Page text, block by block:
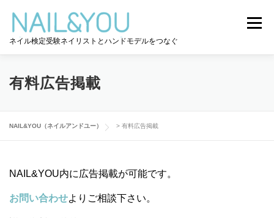
ツ
ネイル検定受験ネイリストとハンドモデルをつなぐ
メニュー
ログイン ユーザー登録
ハンドモデルを探す ネイル検定道コラム
お問い合わせ
有料広告掲載
NAIL&YOU（ネイルアンドユー） > 有料広告掲載
NAIL&YOU内に広告掲載が可能です。
お問い合わせよりご相談下さい。